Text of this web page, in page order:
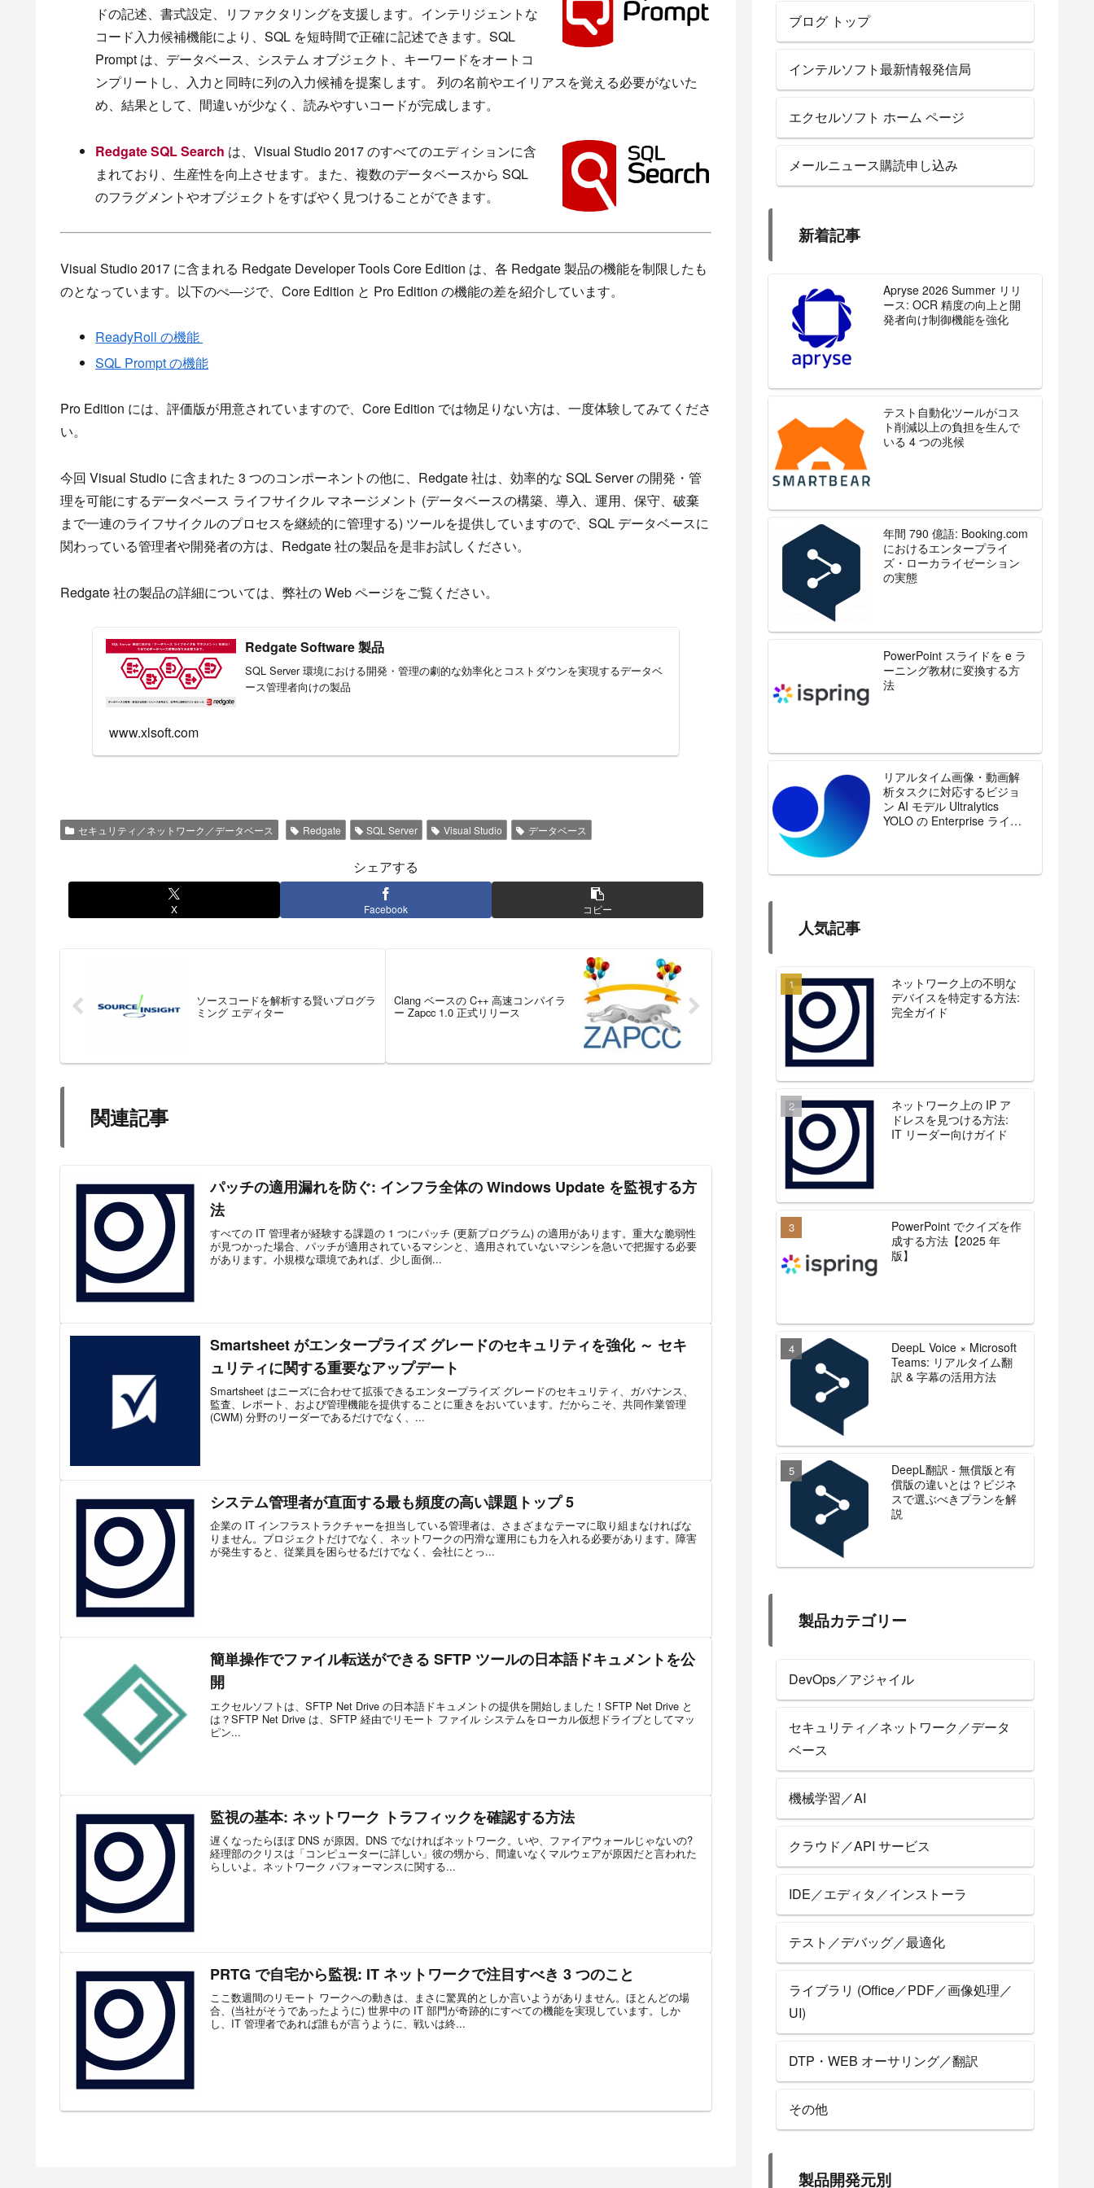
ドの記述、書式設定、リファクタリングを支援します。インテリジェントな
コード入力候補機能により、SQL を短時間で正確に記述できます。SQL
Prompt は、データベース、システム オブジェクト、キーワードをオートコ
ンプリートし、入力と同時に列の入力候補を提案します。 列の名前やエイリアスを覚える必要がないた
め、結果として、間違いが少なく、読みやすいコードが完成します。
Redgate SQL Search は、Visual Studio 2017 のすべてのエディションに含
まれており、生産性を向上させます。また、複数のデータベースから SQL
のフラグメントやオブジェクトをすばやく見つけることができます。
Visual Studio 2017 に含まれる Redgate Developer Tools Core Edition は、各 Redgate 製品の機能を制限したも
のとなっています。以下のぺ―ジで、Core Edition と Pro Edition の機能の差を紹介しています。
ReadyRoll の機能
SQL Prompt の機能
Pro Edition には、評価版が用意されていますので、Core Edition では物足りない方は、一度体験してみてくださ
い。
今回 Visual Studio に含まれた 3 つのコンポーネントの他に、Redgate 社は、効率的な SQL Server の開発・管
理を可能にするデータベース ライフサイクル マネージメント (データベースの構築、導入、運用、保守、破棄
まで一連のライフサイクルのプロセスを継続的に管理する) ツールを提供していますので、SQL データベースに
関わっている管理者や開発者の方は、Redgate 社の製品を是非お試しください。
Redgate 社の製品の詳細については、弊社の Web ページをご覧ください。
Redgate Software 製品
SQL Server 環境における開発・管理の劇的な効率化とコストダウンを実現するデータベ
ース管理者向けの製品
www.xlsoft.com
セキュリティ／ネットワーク／データベース Redgate SQL Server Visual Studio データベース
シェアする
X Facebook コピー
ソースコードを解析する賢いプログラ
ミング エディター
Clang ベースの C++ 高速コンパイラ
ー Zapcc 1.0 正式リリース
関連記事
パッチの適用漏れを防ぐ: インフラ全体の Windows Update を監視する方
法
すべての IT 管理者が経験する課題の 1 つにパッチ (更新プログラム) の適用があります。重大な脆弱性
が見つかった場合、パッチが適用されているマシンと、適用されていないマシンを急いで把握する必要
があります。小規模な環境であれば、少し面倒...
Smartsheet がエンタープライズ グレードのセキュリティを強化 ～ セキ
ュリティに関する重要なアップデート
Smartsheet はニーズに合わせて拡張できるエンタープライズ グレードのセキュリティ、ガバナンス、
監査、レポート、および管理機能を提供することに重きをおいています。だからこそ、共同作業管理
(CWM) 分野のリーダーであるだけでなく、...
システム管理者が直面する最も頻度の高い課題トップ 5
企業の IT インフラストラクチャーを担当している管理者は、さまざまなテーマに取り組まなければな
りません。プロジェクトだけでなく、ネットワークの円滑な運用にも力を入れる必要があります。障害
が発生すると、従業員を困らせるだけでなく、会社にとっ...
簡単操作でファイル転送ができる SFTP ツールの日本語ドキュメントを公
開
エクセルソフトは、SFTP Net Drive の日本語ドキュメントの提供を開始しました！SFTP Net Drive と
は？SFTP Net Drive は、SFTP 経由でリモート ファイル システムをローカル仮想ドライブとしてマッ
ピン...
監視の基本: ネットワーク トラフィックを確認する方法
遅くなったらほぼ DNS が原因。DNS でなければネットワーク。いや、ファイアウォールじゃないの?
経理部のクリスは「コンピューターに詳しい」彼の甥から、間違いなくマルウェアが原因だと言われた
らしいよ。ネットワーク パフォーマンスに関する...
PRTG で自宅から監視: IT ネットワークで注目すべき 3 つのこと
ここ数週間のリモート ワークへの動きは、まさに驚異的としか言いようがありません。ほとんどの場
合、(当社がそうであったように) 世界中の IT 部門が奇跡的にすべての機能を実現しています。しか
し、IT 管理者であれば誰もが言うように、戦いは終...
ブログ トップ
インテルソフト最新情報発信局
エクセルソフト ホーム ページ
メールニュース購読申し込み
新着記事
Apryse 2026 Summer リリ
ース: OCR 精度の向上と開
発者向け制御機能を強化
テスト自動化ツールがコス
ト削減以上の負担を生んで
いる 4 つの兆候
年間 790 億語: Booking.com
におけるエンタープライ
ズ・ローカライゼーション
の実態
PowerPoint スライドを e ラ
ーニング教材に変換する方
法
リアルタイム画像・動画解
析タスクに対応するビジョ
ン AI モデル Ultralytics
YOLO の Enterprise ライセ
人気記事
ネットワーク上の不明な
デバイスを特定する方法:
完全ガイド
ネットワーク上の IP ア
ドレスを見つける方法:
IT リーダー向けガイド
PowerPoint でクイズを作
成する方法【2025 年
版】
DeepL Voice × Microsoft
Teams: リアルタイム翻
訳 & 字幕の活用方法
DeepL翻訳 - 無償版と有
償版の違いとは？ビジネ
スで選ぶべきプランを解
説
製品カテゴリー
DevOps／アジャイル
セキュリティ／ネットワーク／データ
ベース
機械学習／AI
クラウド／API サービス
IDE／エディタ／インストーラ
テスト／デバッグ／最適化
ライブラリ (Office／PDF／画像処理／
UI)
DTP・WEB オーサリング／翻訳
その他
製品開発元別